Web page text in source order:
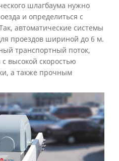
шлагбаума нужно
и определиться с
автоматические системы
проездов шириной до 6 м.
транспортный поток,
высокой скоростью
а также прочным